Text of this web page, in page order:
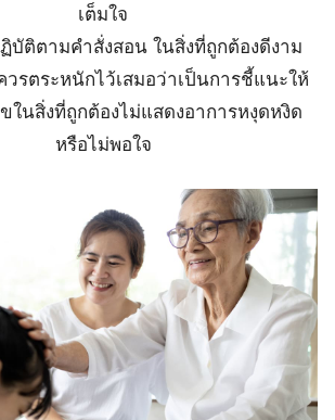
เต็มใจ
บัติตามคำสั่งสอน ในสิ่งที่ถูกต้องดีงาม
รตระหนักไว้เสมอว่าเป็นการชี้แนะให้
ในสิ่งที่ถูกต้องไม่แสดงอาการหงุดหงิด
หรือไม่พอใจ